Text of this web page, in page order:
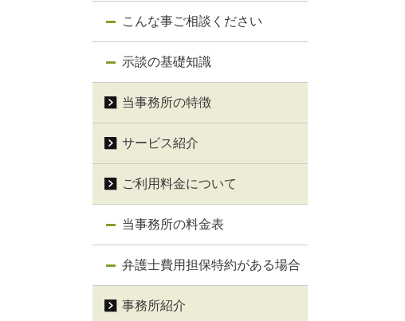
こんな事ご相談ください
示談の基礎知識
当事務所の特徴
サービス紹介
ご利用料金について
当事務所の料金表
弁護士費用担保特約がある場合
事務所紹介